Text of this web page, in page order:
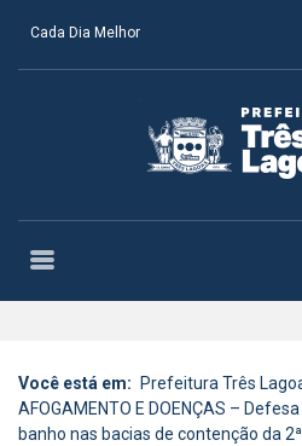
Cada Dia Melhor
Você está em: Prefeitura Três
AFOGAMENTO E DOENÇAS –
banho nas bacias de contenção da